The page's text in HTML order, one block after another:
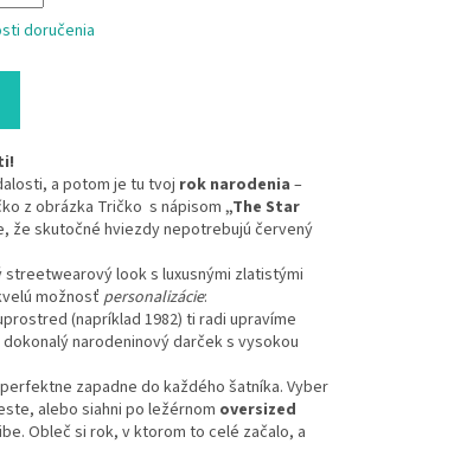
doručenia
a potom je tu tvoj rok narodenia –
z obrázka Tričko s nápisom „The Star
že skutočné hviezdy nepotrebujú červený
look s luxusnými zlatistými
možnosť personalizácie:
(napríklad 1982) ti radi upravíme
narodeninový darček s vysokou
zapadne do každého šatníka. Vyber
alebo siahni po ležérnom oversized
Obleč si rok, v ktorom to celé začalo, a